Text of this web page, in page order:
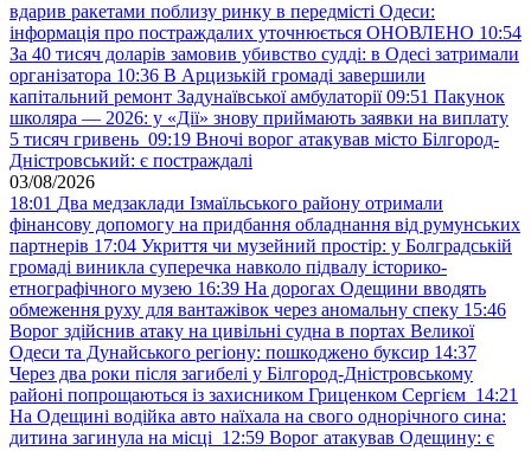
вдарив ракетами поблизу ринку в передмісті Одеси:
інформація про постраждалих уточнюється ОНОВЛЕНО 10:54
За 40 тисяч доларів замовив убивство судді: в Одесі затримали
організатора 10:36 В Арцизькій громаді завершили
капітальний ремонт Задунаївської амбулаторії 09:51 Пакунок
школяра — 2026: у «Дії» знову приймають заявки на виплату
5 тисяч гривень 09:19 Вночі ворог атакував місто Білгород-
Дністровський: є постраждалі
03/08/2026
18:01 Два медзаклади Ізмаїльського району отримали
фінансову допомогу на придбання обладнання від румунських
партнерів 17:04 Укриття чи музейний простір: у Болградській
громаді виникла суперечка навколо підвалу історико-
етнографічного музею 16:39 На дорогах Одещини вводять
обмеження руху для вантажівок через аномальну спеку 15:46
Ворог здійснив атаку на цивільні судна в портах Великої
Одеси та Дунайського регіону: пошкоджено буксир 14:37
Через два роки після загибелі у Білгород-Дністровському
районі попрощаються із захисником Гриценком Сергієм 14:21
На Одещині водійка авто наїхала на свого однорічного сина:
дитина загинула на місці 12:59 Ворог атакував Одещину: є